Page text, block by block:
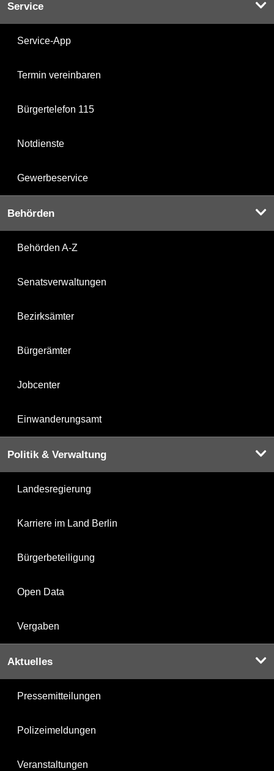
Service
Service-App
Termin vereinbaren
Bürgertelefon 115
Notdienste
Gewerbeservice
Behörden
Behörden A-Z
Senatsverwaltungen
Bezirksämter
Bürgerämter
Jobcenter
Einwanderungsamt
Politik & Verwaltung
Landesregierung
Karriere im Land Berlin
Bürgerbeteiligung
Open Data
Vergaben
Aktuelles
Pressemitteilungen
Polizeimeldungen
Veranstaltungen